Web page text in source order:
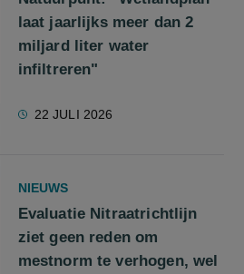
laat jaarlijks meer dan 2
miljard liter water
infiltreren"
22 JULI 2026
NIEUWS
Evaluatie Nitraatrichtlijn
ziet geen reden om
mestnorm te verhogen, wel